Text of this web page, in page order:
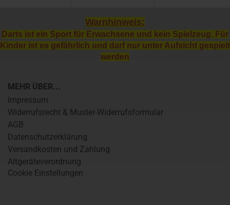
Warnhinweis:
Darts ist ein Sport für Erwachsene und kein Spielzeug. Für
Kinder ist es gefährlich und darf nur unter Aufsicht gespielt
werden
MEHR ÜBER...
Impressum
Widerrufsrecht & Muster-Widerrufsformular
AGB
Datenschutzerklärung
Versandkosten und Zahlung
Altgeräteverordnung
Cookie Einstellungen